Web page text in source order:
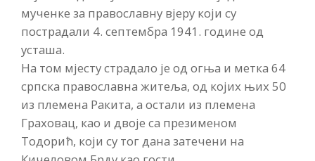
мученке за православну вјеру који су
пострадали 4. септембра 1941. године од
усташа.
На том мјесту страдало је од огња и метка 64
српска православна житеља, од којих њих 50
из племена Ракита, а остали из племена
Граховац, као и двоје са презименом
Тодорић, који су тог дана затечени на